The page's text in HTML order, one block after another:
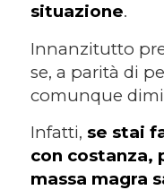
situazione.
Innanzitutto
se, a parità di
comunque
Infatti, se stai
con costanza,
massa magra